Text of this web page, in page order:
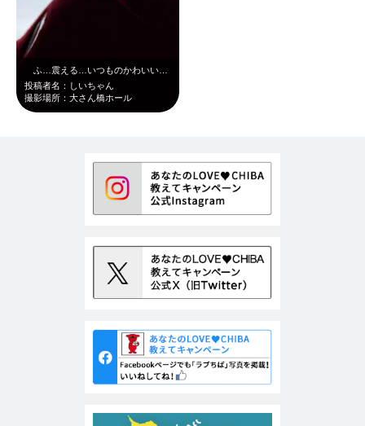
ふ…震える…いつものかわいいチーバくんじゃない…！！何と表現したらいいのか……
投稿者名：しいちゃん
撮影場所：大さん橋ホール